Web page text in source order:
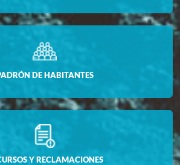
DE HABITANTES
Y RECLAMACIONES